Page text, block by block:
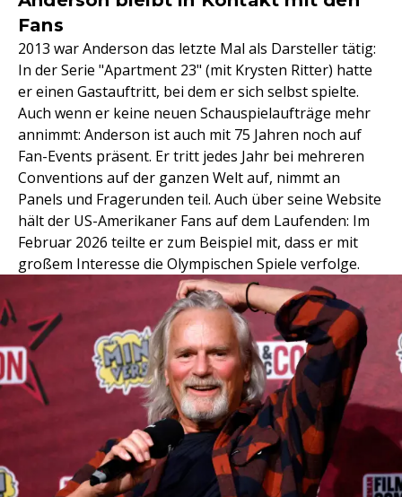
Fans
2013 war Anderson das letzte Mal als Darsteller tätig:
In der Serie "Apartment 23" (mit Krysten Ritter) hatte
er einen Gastauftritt, bei dem er sich selbst spielte.
Auch wenn er keine neuen Schauspielaufträge mehr
annimmt: Anderson ist auch mit 75 Jahren noch auf
Fan-Events präsent. Er tritt jedes Jahr bei mehreren
Conventions auf der ganzen Welt auf, nimmt an
Panels und Fragerunden teil. Auch über seine Website
hält der US-Amerikaner Fans auf dem Laufenden: Im
Februar 2026 teilte er zum Beispiel mit, dass er mit
großem Interesse die Olympischen Spiele verfolge.